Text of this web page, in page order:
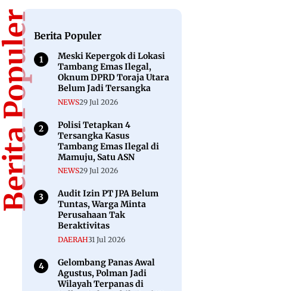
Berita PopulerBerita Populer
Meski Kepergok di Lokasi
Tambang Emas Ilegal,
Oknum DPRD Toraja Utara
Belum Jadi Tersangka
NEWS29 Jul 2026
Polisi Tetapkan 4
Tersangka Kasus
Tambang Emas Ilegal di
Mamuju, Satu ASN
NEWS29 Jul 2026
Audit Izin PT JPA Belum
Tuntas, Warga Minta
Perusahaan Tak
Beraktivitas
DAERAH31 Jul 2026
Gelombang Panas Awal
Agustus, Polman Jadi
Wilayah Terpanas di